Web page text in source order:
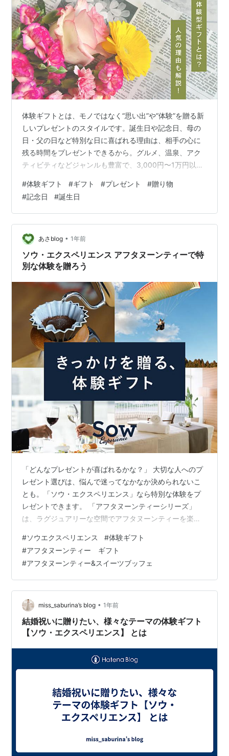
体験ギフトとは、モノではなく“思い出”や“体験”を贈る新
しいプレゼントのスタイルです。誕生日や記念日、母の
日・父の日など特別な日に喜ばれる理由は、相手の心に
残る時間をプレゼントできるから。グルメ、温泉、アク
ティビティなどジャンルも豊富で、3,000円〜1万円以上
トの魅力や使い方、どこに売ってるかまで、初めてでも
迷わない情報をわかりやすくご紹介します。 ■この記事
で分かること■ ◆ 体験ギフトとは？今注目される理由◆
贈る相手別に選ぶ体験ギフトの選び方◆ 価格帯別でわか
るおすすめギフトプラン◆ オンライン・実店舗での購入
方法と注意点 目 次 1…
#体験ギフト #ギフト #プレゼント #贈り物
#記念日 #誕生日
あさblog • 1年前
ソウ・エクスペリエンス アフタヌーンティーで特
別な体験を贈ろう
「どんなプレゼントが喜ばれるかな？」 大切な人へのプ
レゼント選びは、悩んで迷ってなかなか決められないこ
とも。「ソウ・エクスペリエンス」なら特別な体験をプ
レゼントできます。 「アフタヌーンティーシリーズ」
は、ラグジュアリーな空間でアフタヌーンティーを楽し
レゼントにぴったりで、結婚祝いや誕生日、記念日のお
祝いにも最適です。 eギフトとしてLINEやメールで手軽
に贈れるので、遠く離れた相手にも喜ばれること間違い
なし！今回は、ソウ・エクスペリエンス アフタヌーンテ
ィー・体験ギフトの魅力を詳しく紹介します。 公式サイ
トはこちらから⇓ SOW EXPER…
#ソウエクスペリエンス #体験ギフト
#アフタヌーンティー ギフト
#アフタヌーンティー&スイーツブッフェ
miss_saburina’s blog • 1年前
結婚祝いに贈りたい、様々なテーマの体験ギフト
【ソウ・エクスペリエンス】 とは